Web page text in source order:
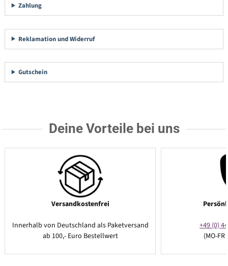
Zahlung
Reklamation und Widerruf
Gutschein
Deine Vorteile bei uns
Versandkostenfrei
Innerhalb von Deutschland als Paketversand
ab 100,- Euro Bestellwert
+49 (0)
(MO-